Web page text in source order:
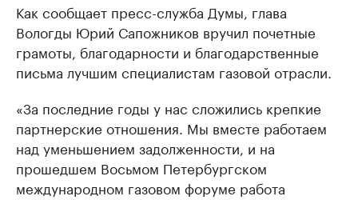
Как сообщает пресс-служба Думы, глава
Вологды Юрий Сапожников вручил почетные
грамоты, благодарности и благодарственные
письма лучшим специалистам газовой отрасли.
«За последние годы у нас сложились крепкие
партнерские отношения. Мы вместе работаем
над уменьшением задолженности, и на
прошедшем Восьмом Петербургском
международном газовом форуме работа